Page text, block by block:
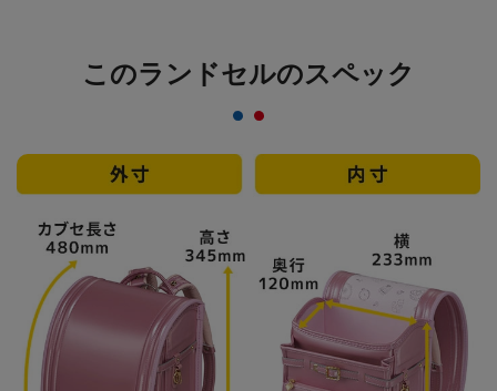
このランドセルのスペック